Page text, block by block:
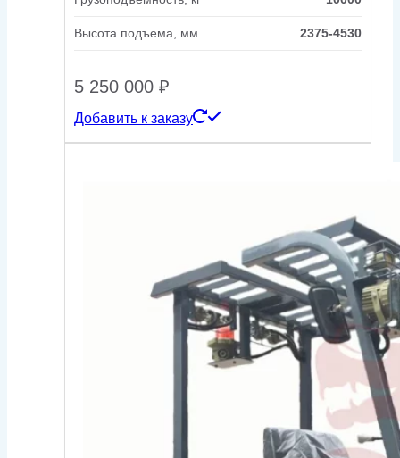
Высота подъема, мм 2375-4530
5 250 000 ₽
Добавить к заказу